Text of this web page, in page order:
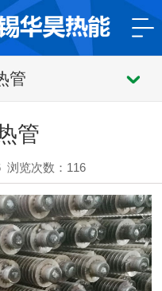
管
管
浏览次数： 116